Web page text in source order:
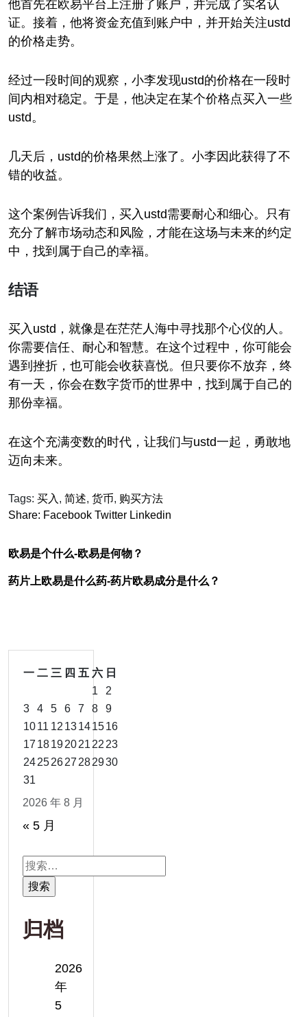
他首先在欧易平台上注册了账户，并完成了实名认
证。接着，他将资金充值到账户中，并开始关注ustd
的价格走势。
经过一段时间的观察，小李发现ustd的价格在一段时
间内相对稳定。于是，他决定在某个价格点买入一些
ustd。
几天后，ustd的价格果然上涨了。小李因此获得了不
错的收益。
这个案例告诉我们，买入ustd需要耐心和细心。只有
充分了解市场动态和风险，才能在这场与未来的约定
中，找到属于自己的幸福。
结语
买入ustd，就像是在茫茫人海中寻找那个心仪的人。
你需要信任、耐心和智慧。在这个过程中，你可能会
遇到挫折，也可能会收获喜悦。但只要你不放弃，终
有一天，你会在数字货币的世界中，找到属于自己的
那份幸福。
在这个充满变数的时代，让我们与ustd一起，勇敢地
迈向未来。
Tags: 买入 , 简述, 货币, 购买方法
Share: Facebook Twitter Linkedin
欧易是个什么-欧易是何物？
药片上欧易是什么药-药片欧易成分是什么？
2026 年 8 月
一 二 三 四 五 六 日
1
2
3
4 5 6 7 8
9
1011 12 13141516
17 18192021 22 23
24252627 282930
31
« 5 月
搜
索：
归档
2026
年
5